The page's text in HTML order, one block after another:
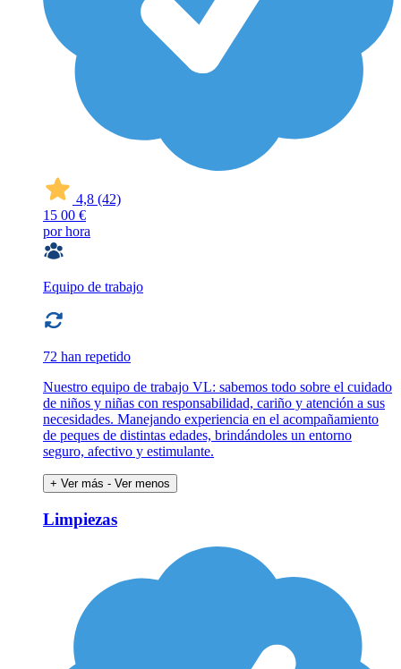
4,8 (42)
15 00 €
por hora
Equipo de trabajo
72 han repetido
Nuestro equipo de trabajo VL: sabemos todo sobre el cuidado
de niños y niñas con responsabilidad, cariño y atención a sus
necesidades. Manejando experiencia en el acompañamiento
de peques de distintas edades, brindándoles un entorno
seguro, afectivo y estimulante.
+ Ver más - Ver menos
Limpiezas